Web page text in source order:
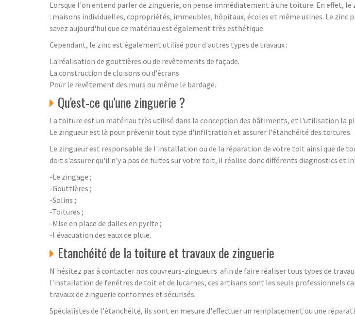
Lorsque l'on entend parler de zinguerie, on pense immédiatement à une toiture. En effet,
: maisons individuelles, copropriétés, immeubles, hôpitaux, écoles et même usines. Le
savez aujourd'hui que ce matériau est également très esthétique.
Cependant, le zinc est également utilisé pour d'autres types de travaux :
La réalisation de gouttières ou de revêtements de façade.
La construction de cloisons ou d'écrans
Pour le revêtement des murs ou même le bardage.
Qu'est-ce qu'une zinguerie ?
La toiture est un matériau très utilisé dans la conception des bâtiments, et l'utilisation la
Le zingueur est là pour prévenir tout type d'infiltration et assurer l'étanchéité des toitures.
Le zingueur est responsable de l'installation ou de la réparation de votre toit ainsi que de
doit s'assurer qu'il n'y a pas de fuites sur votre toit, il réalise donc différents diagnostics et
-Le zingage ;
-Gouttières ;
-Solins ;
-Toitures ;
-Mise en place de dalles en pyrite ;
-l'évacuation des eaux de pluie.
Etanchéité de la toiture et travaux de zinguerie
N'hésitez pas à contacter nos couvreurs-zingueurs afin de faire réaliser tous types de
l'installation de fenêtres de toit et de lucarnes, ces artisans sont les seuls professionnels
travaux de zinguerie conformes et sécurisés.
Spécialistes de l'étanchéité, ils sont en mesure d'effectuer un remplacement ou une